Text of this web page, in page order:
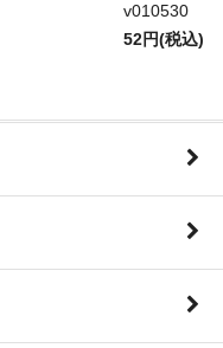
v010530
52円(税込)